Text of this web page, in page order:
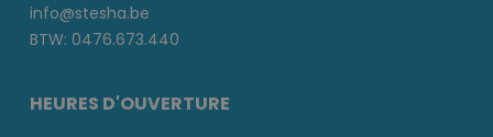
info@stesha.be
BTW: 0476.673.440
HEURES D'OUVERTURE